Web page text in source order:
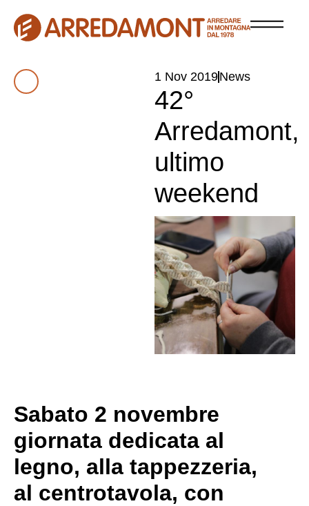
1 Nov 2019News
42°
Arredamont,
ultimo
weekend
Sabato 2 novembre
giornata dedicata al
legno, alla tappezzeria,
al centrotavola, con